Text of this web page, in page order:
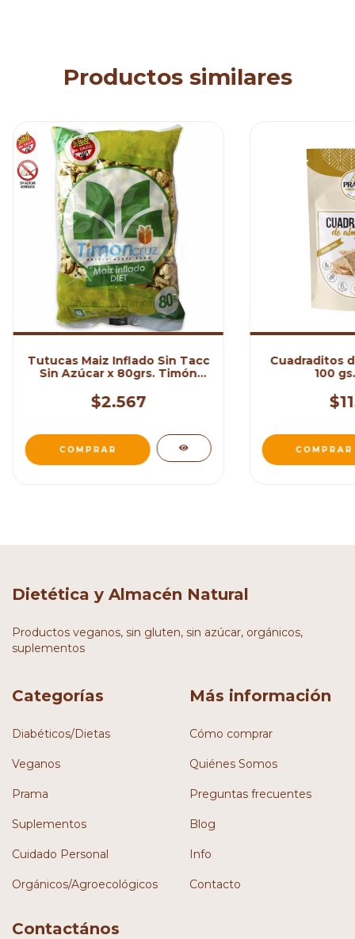
Productos similares
Tutucas Maiz Inflado Sin Tacc
Sin Azúcar x 80grs. Timón
$2.567
Cuadraditos
100
Dietética y Almacén Natural
Productos veganos, sin gluten, sin azúcar, orgánicos,
suplementos
Categorías
Diabéticos/Dietas
Veganos
Prama
Suplementos
Cuidado Personal
Orgánicos/Agroecológicos
Más información
Cómo comprar
Quiénes Somos
Preguntas frecuentes
Blog
Info
Contacto
Contactános